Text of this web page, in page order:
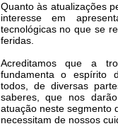
Quanto às atualizações
interesse em
tecnológicas no que se
feridas.
Acreditamos que a
fundamenta o espírito
todos, de diversas
saberes, que nos
atuação neste segmento
necessitam de nossos